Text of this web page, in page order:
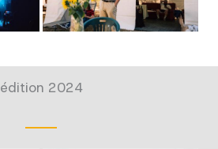
édition 2024